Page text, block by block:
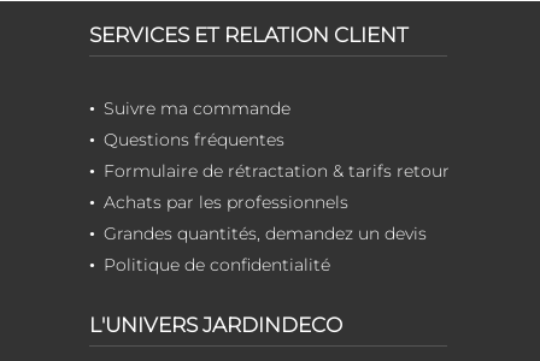
SERVICES ET RELATION CLIENT
Suivre ma commande
Questions fréquentes
Formulaire de rétractation & tarifs retour
Achats par les professionnels
Grandes quantités, demandez un devis
Politique de confidentialité
L'UNIVERS JARDINDECO